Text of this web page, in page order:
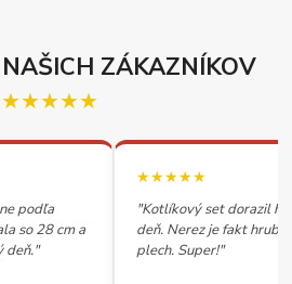
ZÁKAZNÍKOV
★★★★★
podľa
so 28 cm a
deň."
★★★★★
"Kotlíkový set dorazil
deň. Nerez je fakt
plech. Super!"